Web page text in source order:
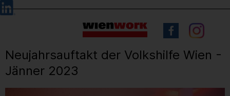
Barrierefreie
Bedienung
Sprachauswahl
Neujahrsauftakt der Volkshilfe Wien -
Jänner 2023